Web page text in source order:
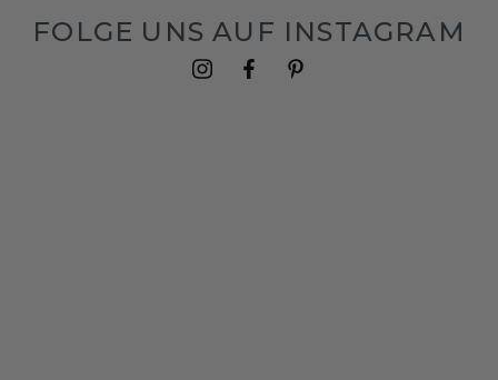
FOLGE UNS AUF INSTAGRAM